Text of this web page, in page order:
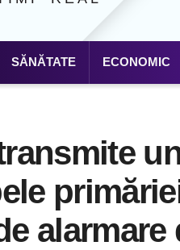
SĂNĂTATE ECONOMIC
alarmare